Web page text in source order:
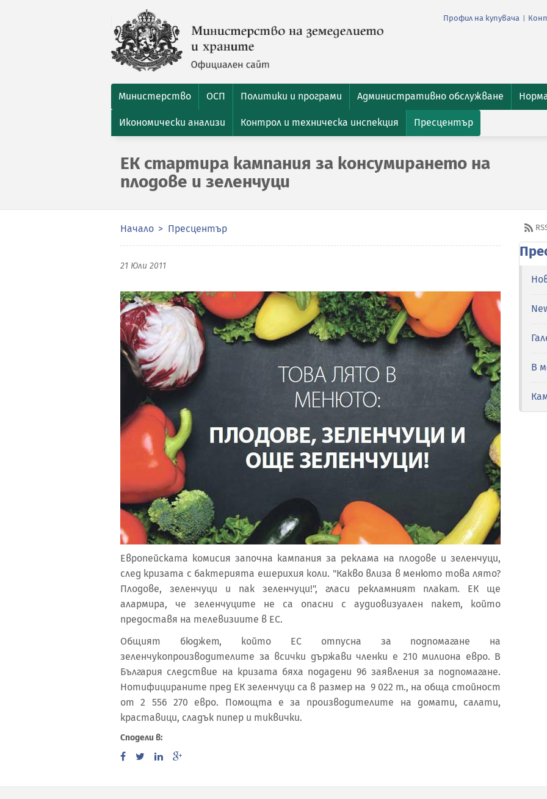
Профил на купувача
Министерство ОСП Политики и програми Административно обслужване
Икономически анализи Контрол и техническа инспекция Пресцентър
ЕК стартира кампания за консумирането на
плодове и зеленчуци
Начало Пресцентър
21 Юли 2011
Европейската комисия започна кампания за реклама на плодове и зеленчуци,
след кризата с бактерията ешерихия коли. "Какво влиза в менюто това лято?
Плодове, зеленчуци и пак зеленчуци!", гласи рекламният плакат. ЕК ще
алармира, че зеленчуците не са опасни с аудиовизуален пакет, който
предоставя на телевизиите в ЕС.
Общият бюджет, който ЕС отпусна за подпомагане на
зеленчукопроизводителите за всички държави членки е 210 милиона евро. В
България следствие на кризата бяха подадени 96 заявления за подпомагане.
Нотифицираните пред ЕК зеленчуци са в размер на 9 022 т., на обща стойност
от 2 556 270 евро. Помощта е за производителите на домати, салати,
краставици, сладък пипер и тиквички.
Сподели в:
В